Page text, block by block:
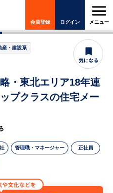
会員登録 ログイン メニュー
産・建設系
・東北エリア18年連
プクラスの住宅メー
管理職・マネージャー 正社員